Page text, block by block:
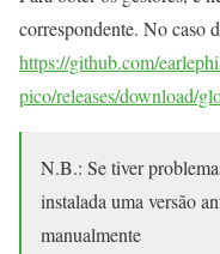
correspondente. No caso
https://github.com/
pico/releases/download/
N.B.: Se tiver
instalada uma versão
manualmente